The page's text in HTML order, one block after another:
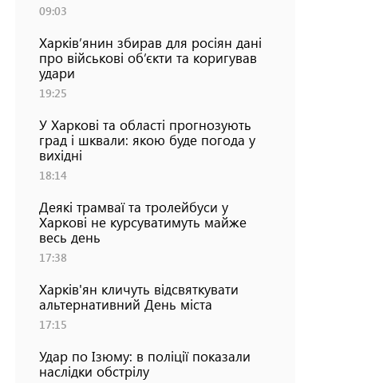
09:03
Харків’янин збирав для росіян дані
про військові об’єкти та коригував
удари
19:25
У Харкові та області прогнозують
град і шквали: якою буде погода у
вихідні
18:14
Деякі трамваї та тролейбуси у
Харкові не курсуватимуть майже
весь день
17:38
Харків'ян кличуть відсвяткувати
альтернативний День міста
17:15
Удар по Ізюму: в поліції показали
наслідки обстрілу